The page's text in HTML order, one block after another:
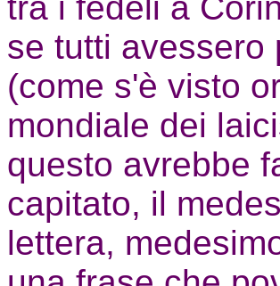
se tutti avessero
(come s'è visto
mondiale dei
questo avrebbe
capitato, il
lettera,